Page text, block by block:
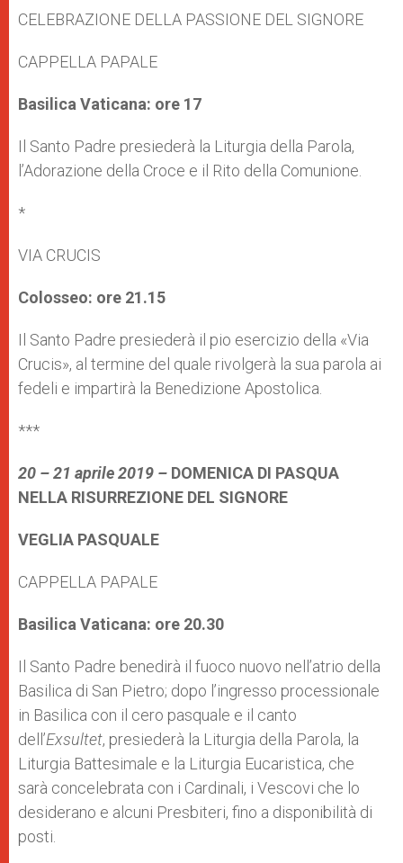
CELEBRAZIONE DELLA PASSIONE DEL SIGNORE
CAPPELLA PAPALE
Basilica Vaticana: ore 17
Il Santo Padre presiederà la Liturgia della Parola,
l’Adorazione della Croce e il Rito della Comunione.
*
VIA CRUCIS
Colosseo: ore 21.15
Il Santo Padre presiederà il pio esercizio della «Via
Crucis», al termine del quale rivolgerà la sua parola ai
fedeli e impartirà la Benedizione Apostolica.
***
20 – 21 aprile 2019 – DOMENICA DI PASQUA
NELLA RISURREZIONE DEL SIGNORE
VEGLIA PASQUALE
CAPPELLA PAPALE
Basilica Vaticana: ore 20.30
Il Santo Padre benedirà il fuoco nuovo nell’atrio della
Basilica di San Pietro; dopo l’ingresso processionale
in Basilica con il cero pasquale e il canto
dell’Exsultet, presiederà la Liturgia della Parola, la
Liturgia Battesimale e la Liturgia Eucaristica, che
sarà concelebrata con i Cardinali, i Vescovi che lo
desiderano e alcuni Presbiteri, fino a disponibilità di
posti.